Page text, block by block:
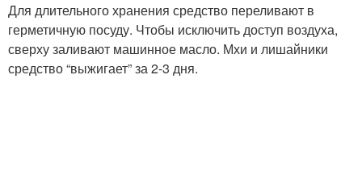
Для длительного хранения средство переливают в
герметичную посуду. Чтобы исключить доступ воздуха,
сверху заливают машинное масло. Мхи и лишайники
средство “выжигает” за 2-3 дня.